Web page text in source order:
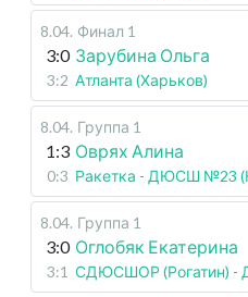
8.04. Финал 1
3:0 Зарубина Ольга
3:2 Атланта (Харьков)
8.04. Группа 1
1:3 Оврях Алина
0:3 Ракетка - ДЮСШ №23
8.04. Группа 1
3:0 Оглобяк Екатерина
3:1 СДЮСШОР (Рогатин) -